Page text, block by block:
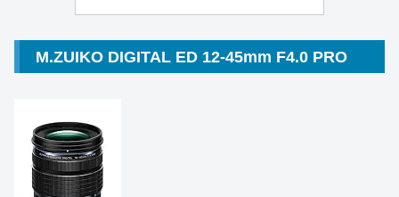
M.ZUIKO DIGITAL ED 12-45mm F4.0 PRO